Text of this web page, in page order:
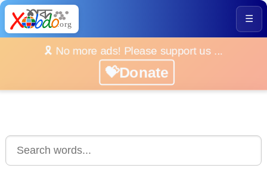
☰
🎗️ No more ads! Please support us ...
💝Donate